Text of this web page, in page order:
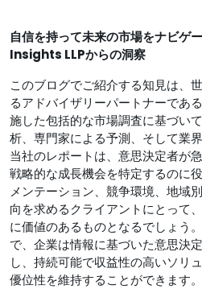
自信を持って未来の市場をナビ
Insights LLPからの洞察
このブログでご紹介する知見は、
るアドバイザリーパートナーであ
施した包括的な市場調査に基づい
析、専門家による予測、そして業
当社のレポートは、意思決定者が
戦略的な成長機会を特定するのに
メンテーション、競争環境、地域
向を求めるクライアントにとって
に価値のあるものとなるでしょう
で、企業は情報に基づいた意思決
し、持続可能で収益性の高いソリ
優位性を維持することができます。